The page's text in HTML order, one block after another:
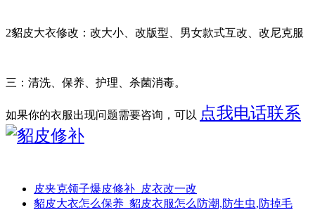
2貂皮大衣修改：改大小、改版型、男女款式互改、改尼克服
三：清洗、保养、护理、杀菌消毒。
如果你的衣服出现问题需要咨询，可以 点我电话联系
皮夹克领子爆皮修补_皮衣改一改
貂皮大衣怎么保养_貂皮衣服怎么防潮,防生虫,防掉毛